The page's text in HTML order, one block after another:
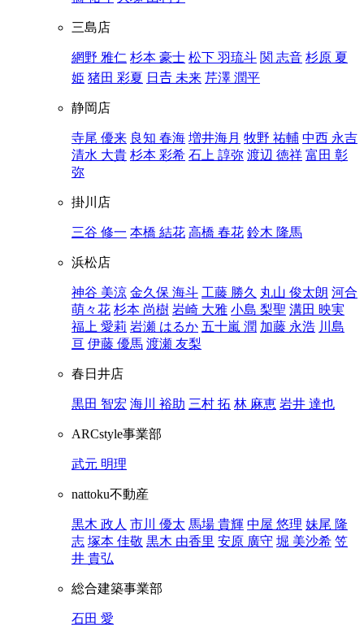
三島店
網野 雅仁 杉本 豪士 松下 羽琉斗 関 志音 杉原 夏
姫 猪田 彩夏 日𠮷 未来 芹澤 潤平
静岡店
寺尾 優来 良知 春海 増井海月 牧野 祐輔 中西 永吉
清水 大貴 杉本 彩希 石上 諄弥 渡辺 徳祥 富田 彰
弥
掛川店
三谷 修一 本橋 結花 高橋 春花 鈴木 隆馬
浜松店
神谷 美涼 金久保 海斗 工藤 勝久 丸山 俊太朗 河合
萌々花 杉本 尚樹 岩崎 大雅 小島 梨聖 溝田 映実
福上 愛莉 岩瀬 はるか 五十嵐 潤 加藤 永浩 川島
亘 伊藤 優馬 渡瀬 友梨
春日井店
黒田 智宏 海川 裕助 三村 拓 林 麻恵 岩井 達也
ARCstyle事業部
武元 明理
nattoku不動産
黒木 政人 市川 優太 馬場 貴輝 中屋 悠理 妹尾 隆
志 塚本 佳敬 黒木 由香里 安原 廣守 堀 美沙希 笠
井 貴弘
総合建築事業部
石田 愛